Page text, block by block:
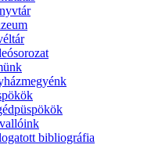
bibliográfia